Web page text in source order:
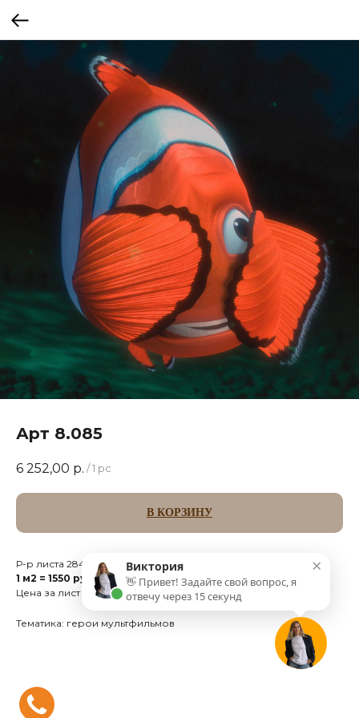
Арт 8.085
6 252,00 р. / 1 pc
В КОРЗИНУ
Р-р листа 284 х 142 см
1 м2 = 1550 руб
Цена за лист 4.033 м2
Тематика: герои мультфильмов
×
Виктория
👋 Привет! Задайте свой вопрос, я
отвечу через 15 секунд